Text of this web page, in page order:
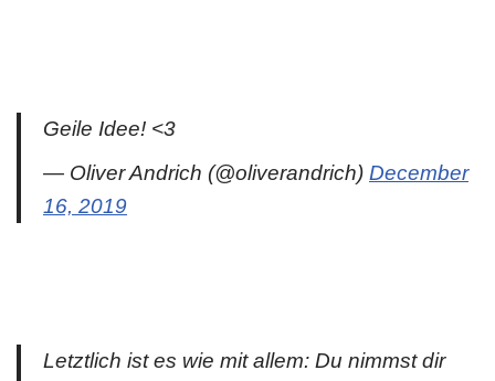
Geile Idee! <3
— Oliver Andrich (@oliverandrich) December
16, 2019
Letztlich ist es wie mit allem: Du nimmst dir